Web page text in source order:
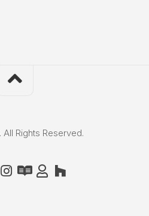
Rights Reserved.